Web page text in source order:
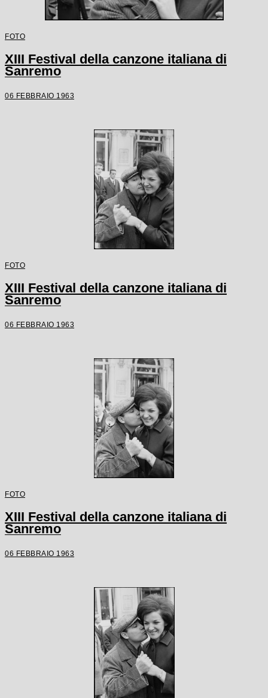
FOTO
XIII Festival della canzone italiana di
Sanremo
06 FEBBRAIO 1963
FOTO
XIII Festival della canzone italiana di
Sanremo
06 FEBBRAIO 1963
FOTO
XIII Festival della canzone italiana di
Sanremo
06 FEBBRAIO 1963